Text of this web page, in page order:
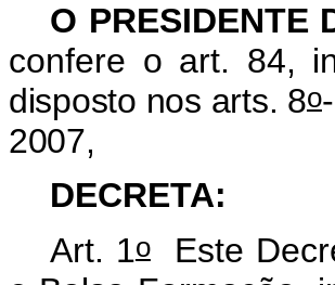
O PRESIDENTE
confere o art. 84,
disposto nos arts. 8o
2007,
DECRETA:
Art. 1oEste